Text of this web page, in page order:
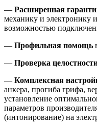
— Расширенная
механику и электронику
возможностью
— Профильная помощь
— Проверка
— Комплексная
анкера, прогиба грифа,
установление
параметров
(интонирование) на